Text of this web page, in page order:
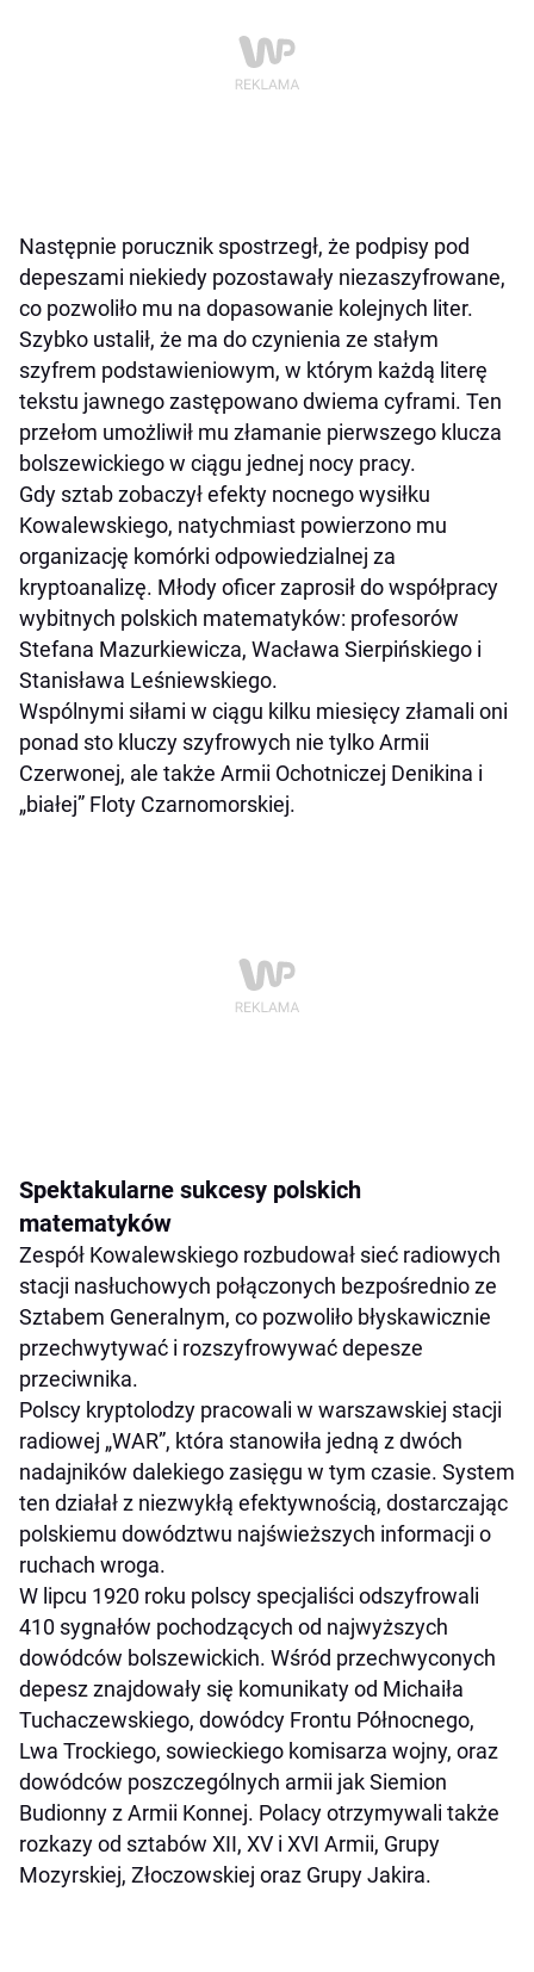
Następnie porucznik spostrzegł, że podpisy pod
depeszami niekiedy pozostawały niezaszyfrowane,
co pozwoliło mu na dopasowanie kolejnych liter.
Szybko ustalił, że ma do czynienia ze stałym
szyfrem podstawieniowym, w którym każdą literę
tekstu jawnego zastępowano dwiema cyframi. Ten
przełom umożliwił mu złamanie pierwszego klucza
bolszewickiego w ciągu jednej nocy pracy.
Gdy sztab zobaczył efekty nocnego wysiłku
Kowalewskiego, natychmiast powierzono mu
organizację komórki odpowiedzialnej za
kryptoanalizę. Młody oficer zaprosił do współpracy
wybitnych polskich matematyków: profesorów
Stefana Mazurkiewicza, Wacława Sierpińskiego i
Stanisława Leśniewskiego.
Wspólnymi siłami w ciągu kilku miesięcy złamali oni
ponad sto kluczy szyfrowych nie tylko Armii
Czerwonej, ale także Armii Ochotniczej Denikina i
„białej” Floty Czarnomorskiej.
Spektakularne sukcesy polskich
matematyków
Zespół Kowalewskiego rozbudował sieć radiowych
stacji nasłuchowych połączonych bezpośrednio ze
Sztabem Generalnym, co pozwoliło błyskawicznie
przechwytywać i rozszyfrowywać depesze
przeciwnika.
Polscy kryptolodzy pracowali w warszawskiej stacji
radiowej „WAR”, która stanowiła jedną z dwóch
nadajników dalekiego zasięgu w tym czasie. System
ten działał z niezwykłą efektywnością, dostarczając
polskiemu dowództwu najświeższych informacji o
ruchach wroga.
W lipcu 1920 roku polscy specjaliści odszyfrowali
410 sygnałów pochodzących od najwyższych
dowódców bolszewickich. Wśród przechwyconych
depesz znajdowały się komunikaty od Michaiła
Tuchaczewskiego, dowódcy Frontu Północnego,
Lwa Trockiego, sowieckiego komisarza wojny, oraz
dowódców poszczególnych armii jak Siemion
Budionny z Armii Konnej. Polacy otrzymywali także
rozkazy od sztabów XII, XV i XVI Armii, Grupy
Mozyrskiej, Złoczowskiej oraz Grupy Jakira.